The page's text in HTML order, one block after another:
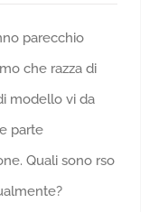
parecchio
che razza di
modello vi da
parte
Quali sono rso